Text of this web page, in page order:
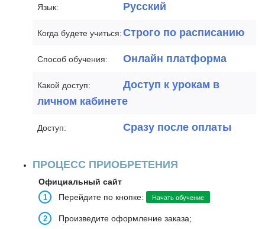
Язык: Русский
Когда будете учиться:Строго по расписанию
Способ обучения: Онлайн платформа
Какой доступ:
Доступ к урокам в
личном кабинете
Доступ: Сразу после оплаты
ПРОЦЕСС ПРИОБРЕТЕНИЯ
Официальный сайт
Перейдите по кнопке:
Начать обучение
Произведите оформление заказа;